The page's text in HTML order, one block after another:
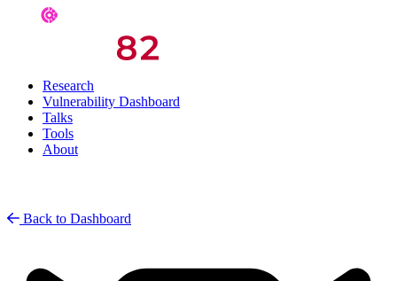
Research
Vulnerability Dashboard
Talks
Tools
About
Back to Dashboard